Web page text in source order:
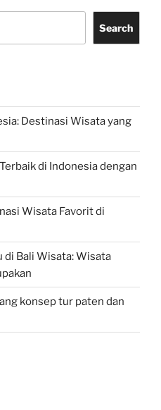
Search
Destinasi Wisata yang
di Indonesia dengan
Wisata Favorit di
di Bali Wisata: Wisata
konsep tur paten dan